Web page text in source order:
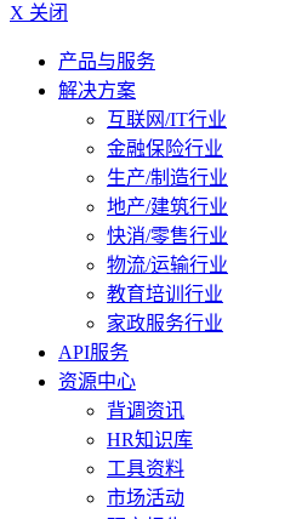
X 关闭
产品与服务
解决方案
互联网/IT行业
金融保险行业
生产/制造行业
地产/建筑行业
快消/零售行业
物流/运输行业
教育培训行业
家政服务行业
API服务
资源中心
背调资讯
HR知识库
工具资料
市场活动